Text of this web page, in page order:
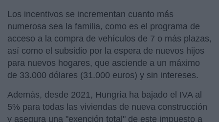
Los incentivos se incrementan cuanto más
numerosa sea la familia, como es el programa de
acceso a la compra de vehículos de 7 o más plazas,
así como el subsidio por la espera de nuevos hijos
para nuevos hogares, que asciende a un máximo
de 33.000 dólares (31.000 euros) y sin intereses.
Además, desde 2021, Hungría ha bajado el IVA al
5% para todas las viviendas de nueva construcción
y asegura una "exención total" de este impuesto a